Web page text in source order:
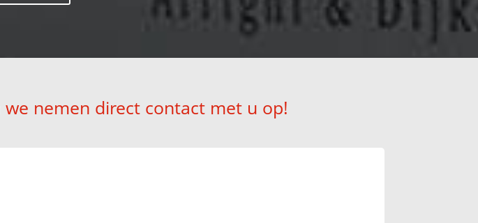
nemen direct contact met u op!